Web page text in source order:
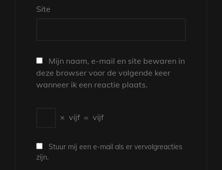
Site
Mijn naam, e-mail en site bewaren in
deze browser voor de volgende keer
wanneer ik een reactie plaats.
× vijf = vijf
Stuur mij een e-mail als er vervolgreacties
zijn.